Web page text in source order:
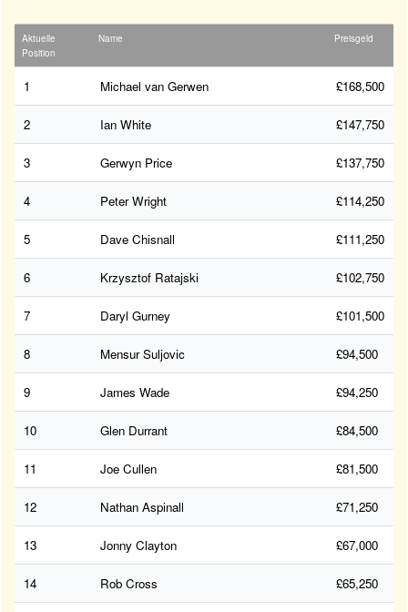
Aktuelle
Position
Name Preisgeld
1 Michael van Gerwen £168,500
2 Ian White £147,750
3 Gerwyn Price £137,750
4 Peter Wright £114,250
5 Dave Chisnall £111,250
6 Krzysztof Ratajski £102,750
7 Daryl Gurney £101,500
8 Mensur Suljovic £94,500
9 James Wade £94,250
10 Glen Durrant £84,500
11 Joe Cullen £81,500
12 Nathan Aspinall £71,250
13 Jonny Clayton £67,000
14 Rob Cross £65,250